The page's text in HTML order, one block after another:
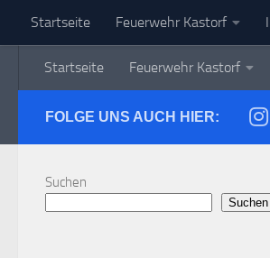
Zum Inhalt springen
Startseite Feuerwehr Kastorf
Startseite Feuerwehr Kastorf
FOLGE UNS AUCH HIER:
Suchen
Suchen